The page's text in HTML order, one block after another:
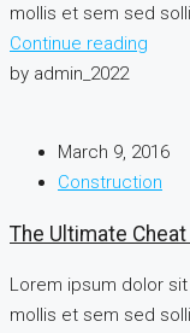
mollis et sem sed
Continue reading
by admin_2022
March 9, 2016
Construction
The Ultimate
Lorem ipsum dolor
mollis et sem sed